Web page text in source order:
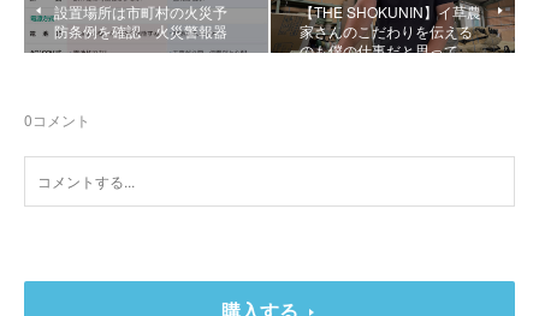
設置場所は市町村の火災予
防条例を確認 火災警報器
【THE SHOKUNIN】イ草農
家さんのこだわりを伝える
のも僕の仕事だと思って…
0コメント